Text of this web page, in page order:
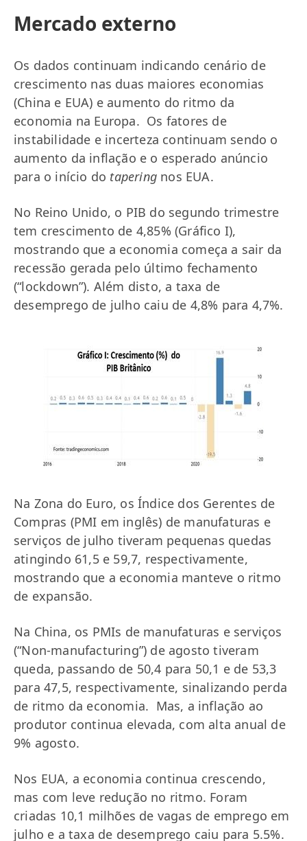
Mercado externo
Os dados continuam indicando cenário de
crescimento nas duas maiores economias
(China e EUA) e aumento do ritmo da
economia na Europa. Os fatores de
instabilidade e incerteza continuam sendo o
aumento da inflação e o esperado anúncio
para o início do tapering nos EUA.
No Reino Unido, o PIB do segundo trimestre
tem crescimento de 4,85% (Gráfico I),
mostrando que a economia começa a sair da
recessão gerada pelo último fechamento
(“lockdown”). Além disto, a taxa de
desemprego de julho caiu de 4,8% para 4,7%.
Na Zona do Euro, os Índice dos Gerentes de
Compras (PMI em inglês) de manufaturas e
serviços de julho tiveram pequenas quedas
atingindo 61,5 e 59,7, respectivamente,
mostrando que a economia manteve o ritmo
de expansão.
Na China, os PMIs de manufaturas e serviços
(“Non-manufacturing”) de agosto tiveram
queda, passando de 50,4 para 50,1 e de 53,3
para 47,5, respectivamente, sinalizando perda
de ritmo da economia. Mas, a inflação ao
produtor continua elevada, com alta anual de
9% agosto.
Nos EUA, a economia continua crescendo,
mas com leve redução no ritmo. Foram
criadas 10,1 milhões de vagas de emprego em
julho e a taxa de desemprego caiu para 5.5%.